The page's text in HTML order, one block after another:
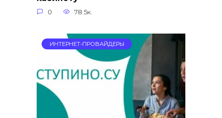
0 78.5к.
ИНТЕРНЕТ-ПРОВАЙДЕРЫ